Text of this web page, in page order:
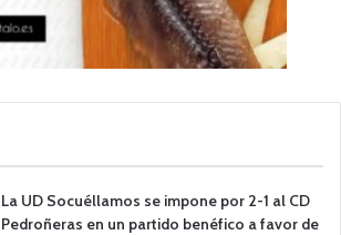
La UD Socuéllamos se impone por 2-1 al CD
Pedroñeras en un partido benéfico a favor de